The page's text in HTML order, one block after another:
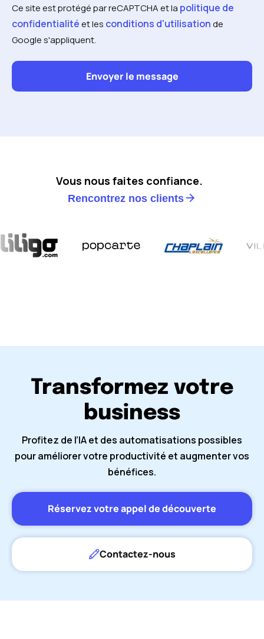
Ce site est protégé par reCAPTCHA et la politique de
confidentialitéet les conditions d'utilisationde
Google s'appliquent.
Vous nous faites confiance.
Rencontrez nos clients
Transformez votre
business
Profitez de l’IA et des automatisations possibles
pour améliorer votre productivité et augmenter vos
bénéfices.
Réservez votre appel de découverte
Contactez-nous